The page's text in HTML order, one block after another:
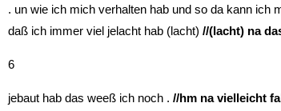
. un wie ich mich verhalten hab und so da kann
daß ich immer viel jelacht hab (lacht) //(lacht) na
6
jebaut hab das weeß ich noch . //hm na vielleicht